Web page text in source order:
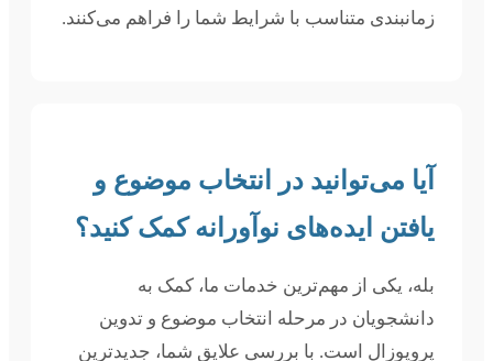
زمانبندی متناسب با شرایط شما را فراهم می‌کنند.
آیا می‌توانید در انتخاب موضوع و
یافتن ایده‌های نوآورانه کمک کنید؟
بله، یکی از مهم‌ترین خدمات ما، کمک به
دانشجویان در مرحله انتخاب موضوع و تدوین
پروپوزال است. با بررسی علایق شما، جدیدترین